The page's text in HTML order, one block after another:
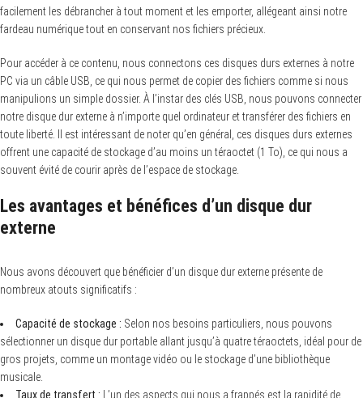
facilement les débrancher à tout moment et les emporter, allégeant ainsi notre
fardeau numérique tout en conservant nos fichiers précieux.
Pour accéder à ce contenu, nous connectons ces disques durs externes à notre
PC via un câble USB, ce qui nous permet de copier des fichiers comme si nous
manipulions un simple dossier. À l’instar des clés USB, nous pouvons connecter
notre disque dur externe à n’importe quel ordinateur et transférer des fichiers en
toute liberté. Il est intéressant de noter qu’en général, ces disques durs externes
offrent une capacité de stockage d’au moins un téraoctet (1 To), ce qui nous a
souvent évité de courir après de l’espace de stockage.
Les avantages et bénéfices d’un disque dur
externe
Nous avons découvert que bénéficier d’un disque dur externe présente de
nombreux atouts significatifs :
Capacité de stockage : Selon nos besoins particuliers, nous pouvons
sélectionner un disque dur portable allant jusqu’à quatre téraoctets, idéal pour de
gros projets, comme un montage vidéo ou le stockage d’une bibliothèque
musicale.
Taux de transfert : L’un des aspects qui nous a frappés est la rapidité de